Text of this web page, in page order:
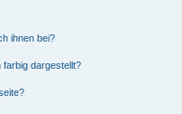
ihnen bei?
dargestellt?